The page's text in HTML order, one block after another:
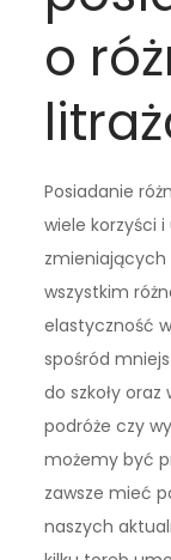
o
Posiadanie
wiele korzyści
zmieniających
wszystkim
elastyczność
spośród
do szkoły
podróże czy
możemy być
zawsze mieć
naszych